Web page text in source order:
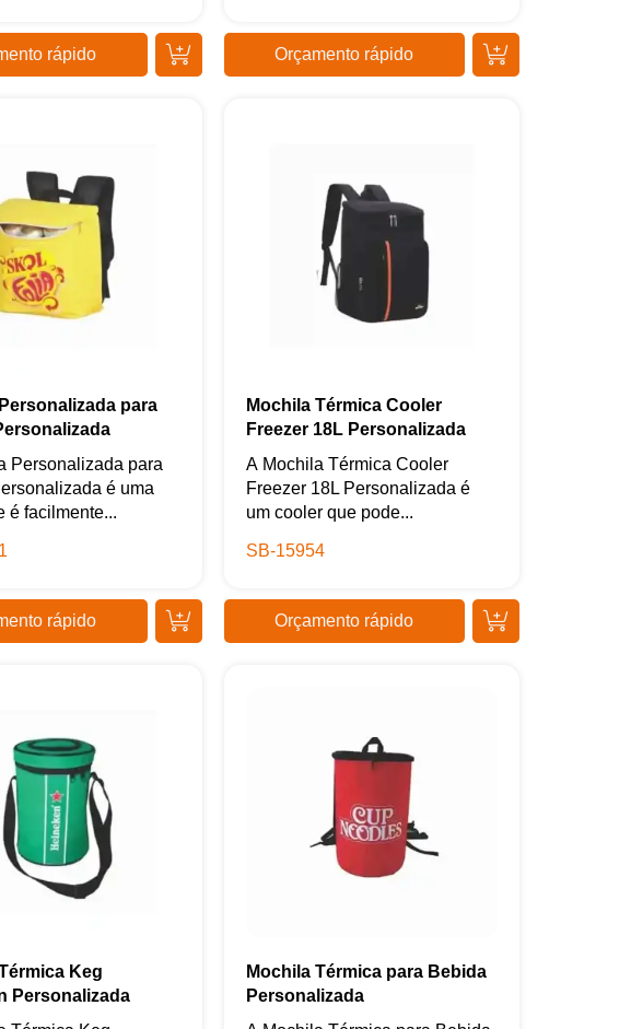
rápido Orçamento rápido
para
Personalizada para
é uma
é facilmente...
rápido
Mochila Térmica Cooler
Freezer 18L Personalizada
A Mochila Térmica Cooler
Freezer 18L Personalizada é
um cooler que pode...
SB-15954
Orçamento rápido
Keg
Personalizada
Mochila Térmica para Bebida
Personalizada